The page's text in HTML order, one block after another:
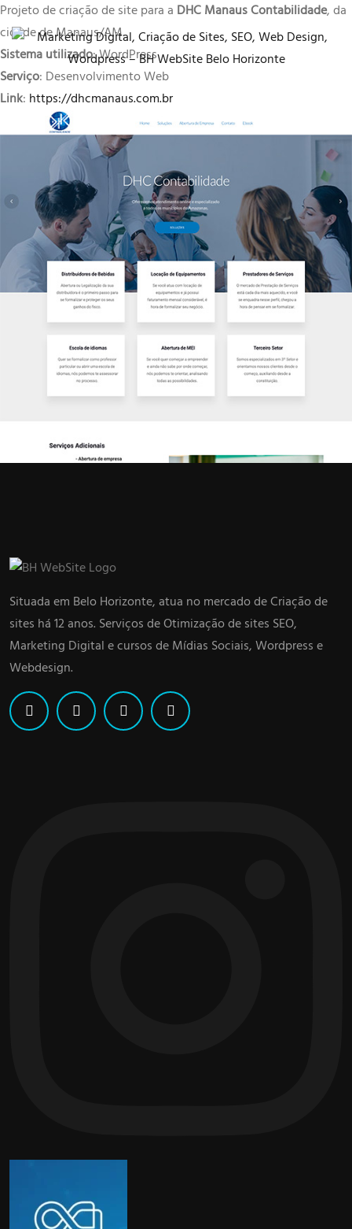
Projeto de criação de site para a DHC Manaus Contabilidade, da
cidade de Manaus/AM.
Sistema utilizado: WordPress
Serviço: Desenvolvimento Web
Link: https://dhcmanaus.com.br
Situada em Belo Horizonte, atua no mercado de Criação de
sites há 12 anos. Serviços de Otimização de sites SEO,
Marketing Digital e cursos de Mídias Sociais, Wordpress e
Webdesign.